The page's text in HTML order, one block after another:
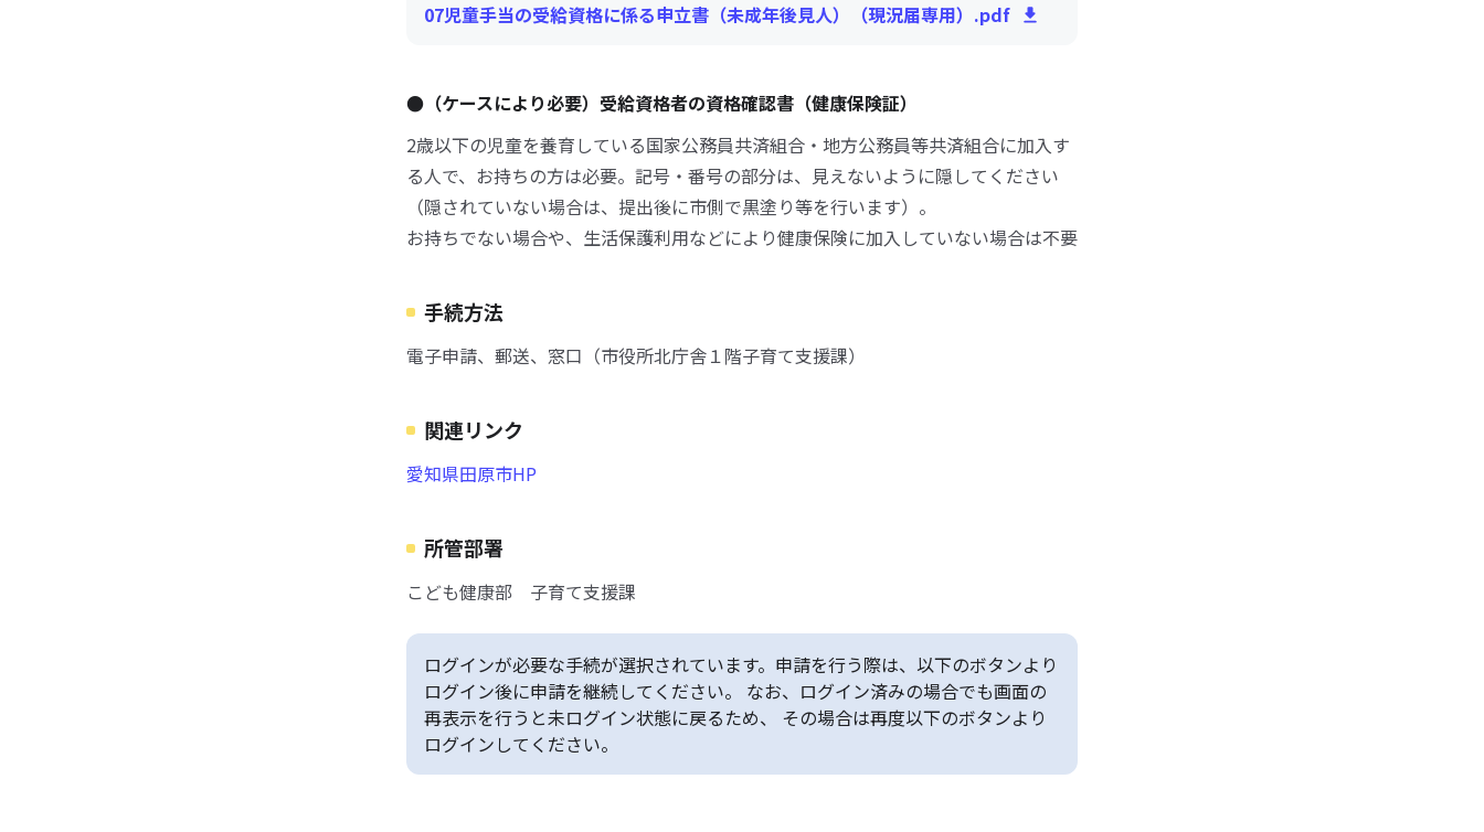
07児童手当の受給資格に係る申立書（未成年後見人）（現況届専用）.pdf
●（ケースにより必要）受給資格者の資格確認書（健康保険証）
2歳以下の児童を養育している国家公務員共済組合・地方公務員等共済組合に加入す
る人で、お持ちの方は必要。記号・番号の部分は、見えないように隠してください
（隠されていない場合は、提出後に市側で黒塗り等を行います）。
お持ちでない場合や、生活保護利用などにより健康保険に加入していない場合は不要
手続方法
電子申請、郵送、窓口（市役所北庁舎１階子育て支援課）
関連リンク
愛知県田原市HP
所管部署
こども健康部 子育て支援課
ログインが必要な手続が選択されています。申請を行う際は、以下のボタンより
ログイン後に申請を継続してください。 なお、ログイン済みの場合でも画面の
再表示を行うと未ログイン状態に戻るため、 その場合は再度以下のボタンより
ログインしてください。